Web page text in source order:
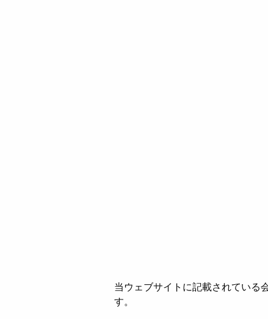
当ウェブサイトに記載されている
す。